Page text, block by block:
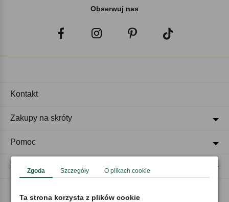
Obserwuj nas
Kontakt
Zakupy na skróty
Pomoc
Zgoda Szczegóły O plikach cookie
Ta strona korzysta z plików cookie